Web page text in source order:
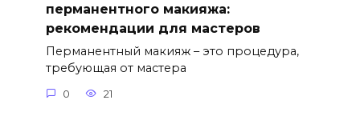
перманентного макияжа:
рекомендации для мастеров
Перманентный макияж – это процедура,
требующая от мастера
0 21